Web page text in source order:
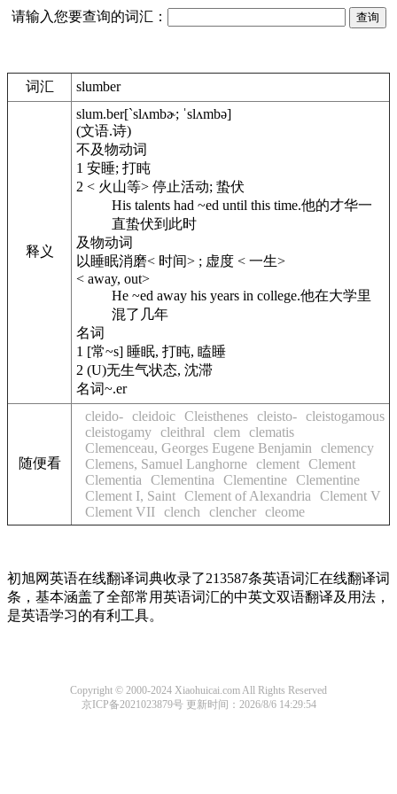
请输入您要查询的词汇：
词汇 slumber
释义
slum.ber[`slʌmbɚ; ˈslʌmbə]
(文语.诗)
不及物动词
1 安睡; 打盹
2 < 火山等> 停止活动; 蛰伏
His talents had ~ed until this time.他的才华一
直蛰伏到此时
及物动词
以睡眠消磨< 时间> ; 虚度 < 一生>
< away, out>
He ~ed away his years in college.他在大学里
混了几年
名词
1 [常~s] 睡眠, 打盹, 瞌睡
2 (U)无生气状态, 沈滞
名词~.er
随便看
cleido- cleidoic Cleisthenes cleisto- cleistogamous
cleistogamy cleithral clem
clematis
Clemenceau, Georges Eugene Benjamin
clemency
Clemens, Samuel Langhorne clement Clement
Clementia
Clementina Clementine Clementine
Clement I, Saint Clement of Alexandria
Clement V
Clement VII clench clencher cleome
初旭网英语在线翻译词典收录了213587条英语词汇在线翻译词
条，基本涵盖了全部常用英语词汇的中英文双语翻译及用法，
是英语学习的有利工具。
Copyright © 2000-2024 Xiaohuicai.com All Rights Reserved
京ICP备2021023879号更新时间：2026/8/6 14:29:54